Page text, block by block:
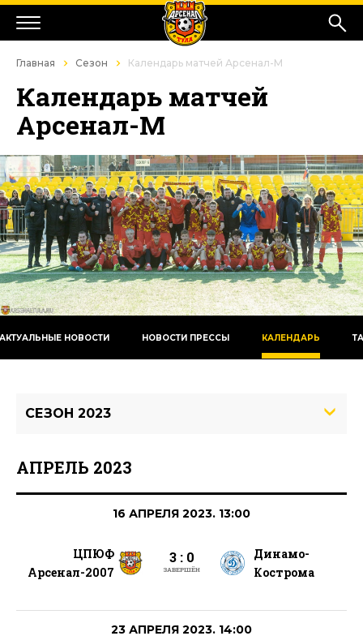
Главная Сезон Календарь матчей Арсенал-М
Календарь матчей
Арсенал-М
АКТУАЛЬНЫЕ НОВОСТИ НОВОСТИ ПРЕССЫ КАЛЕНДАРЬ
СЕЗОН 2023
АПРЕЛЬ 2023
16 АПРЕЛЯ 2023. 13:00
ЦПЮФ
Арсенал-2007
3 : 0
ЗАВЕРШЁН
Динамо-
Кострома
23 АПРЕЛЯ 2023. 14:00